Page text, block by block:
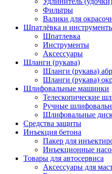
Фильтры
Валики для
Шпатлёвка и
Шпатлевка
Инструменты
Аксессуары
Шланги (рукава)
Шланги (рукава)
Шланги (рукава)
Шлифовальные машинки
Телескопические
Ручные
Шлифовальные
Средства защиты
Инъекция бетона
Пакер для
Инъекционные
Товары для автосервиса
Аксессуары для